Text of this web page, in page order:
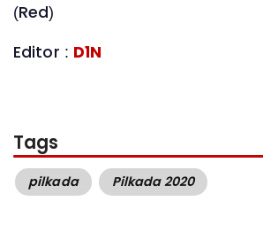
(Red)
Editor : D1N
Tags
pilkada Pilkada 2020